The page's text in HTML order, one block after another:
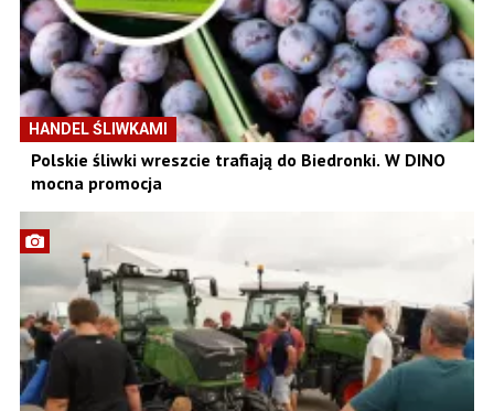
HANDEL ŚLIWKAMI
Polskie śliwki wreszcie trafiają do Biedronki. W DINO
mocna promocja